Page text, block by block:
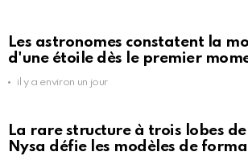
Les astronomes constatent la
d'une étoile dès le premier
il y a environ un jour
La rare structure à trois lobes
Nysa défie les modèles de